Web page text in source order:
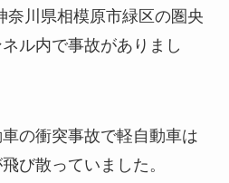
奈川県相模原市緑区の圏央
ル内で事故がありまし
の衝突事故で軽自動車は
び散っていました。